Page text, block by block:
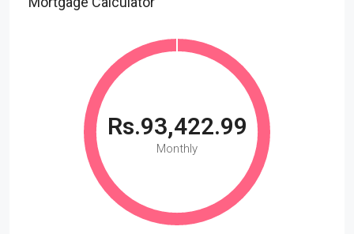
Rs.93,422.99
Monthly